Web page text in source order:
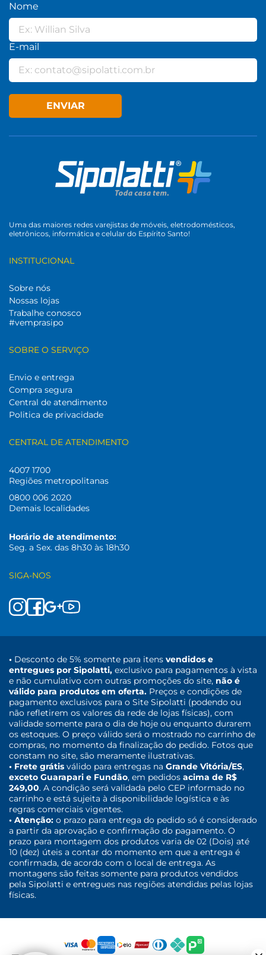
Nome
E-mail
ENVIAR
Uma das maiores redes varejistas de móveis, eletrodomésticos,
eletrônicos, informática e celular do Espírito Santo!
INSTITUCIONAL
Sobre nós
Nossas lojas
Trabalhe conosco
#vemprasipo
SOBRE O SERVIÇO
Envio e entrega
Compra segura
Central de atendimento
Politica de privacidade
CENTRAL DE ATENDIMENTO
4007 1700
Regiões metropolitanas
0800 006 2020
Demais localidades
Horário de atendimento:
Seg. a Sex. das 8h30 às 18h30
SIGA-NOS
• Desconto de 5% somente para itens vendidos e
entregues por Sipolatti, exclusivo para pagamentos à vista
e não cumulativo com outras promoções do site, não é
válido para produtos em oferta. Preços e condições de
pagamento exclusivos para o Site Sipolatti (podendo ou
não refletirem os valores da rede de lojas físicas), com
validade somente para o dia de hoje ou enquanto durarem
os estoques. O preço válido será o mostrado no carrinho de
compras, no momento da finalização do pedido. Fotos que
constam no site, são meramente ilustrativas.
• Frete grátis válido para entregas na Grande Vitória/ES,
exceto Guarapari e Fundão, em pedidos acima de R$
249,00. A condição será validada pelo CEP informado no
carrinho e está sujeita à disponibilidade logística e às
regras comerciais vigentes.
• Atenção: o prazo para entrega do pedido só é considerado
a partir da aprovação e confirmação do pagamento. O
prazo para montagem dos produtos varia de 02 (Dois) até
10 (dez) úteis a contar do momento em que a entrega é
confirmada, de acordo com o local de entrega. As
montagens são feitas somente para produtos vendidos
pela Sipolatti e entregues nas regiões atendidas pelas lojas
físicas.